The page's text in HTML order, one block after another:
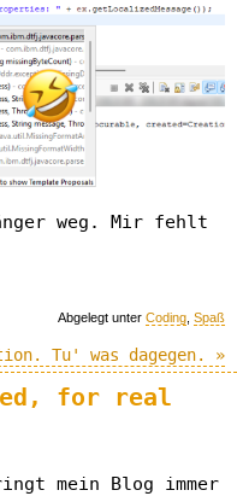
weg. Mir fehlt
Abgelegt unter Coding Spaß
Tu' was dagegen. »
for real
mein Blog immer